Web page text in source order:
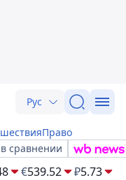
Рус
Право
сравнении
€539.52 ₽5.73